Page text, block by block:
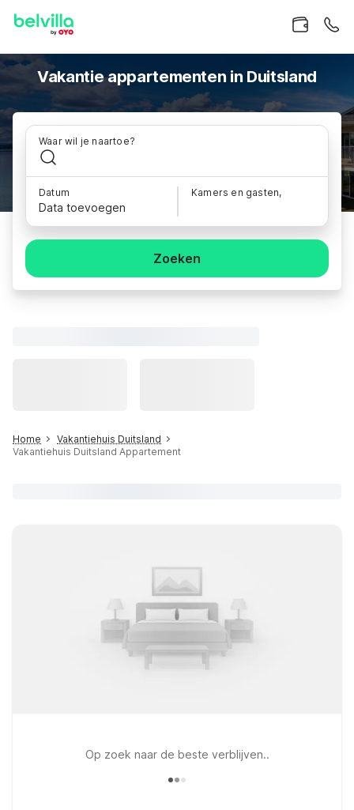
Vakantie appartementen in Duitsland
Waar wil je naartoe?
Datum
Data toevoegen
Kamers en gasten,
Zoeken
Home
Vakantiehuis Duitsland
Vakantiehuis Duitsland Appartement
Op zoek naar de beste verblijven..